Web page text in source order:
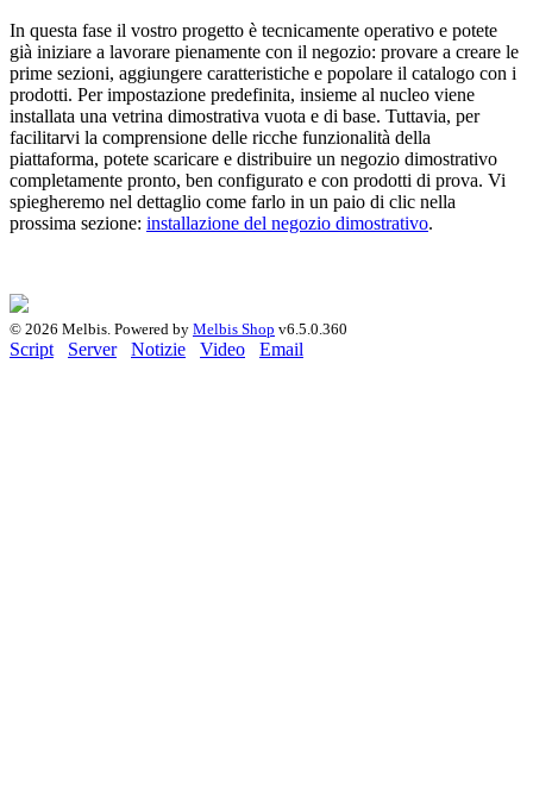
In questa fase il vostro progetto è tecnicamente operativo e potete
già iniziare a lavorare pienamente con il negozio: provare a creare le
prime sezioni, aggiungere caratteristiche e popolare il catalogo con i
prodotti. Per impostazione predefinita, insieme al nucleo viene
installata una vetrina dimostrativa vuota e di base. Tuttavia, per
facilitarvi la comprensione delle ricche funzionalità della
piattaforma, potete scaricare e distribuire un negozio dimostrativo
completamente pronto, ben configurato e con prodotti di prova. Vi
spiegheremo nel dettaglio come farlo in un paio di clic nella
prossima sezione: installazione del negozio dimostrativo.
© 2026 Melbis. Powered by Melbis Shop v6.5.0.360
Script Server Notizie Video Email